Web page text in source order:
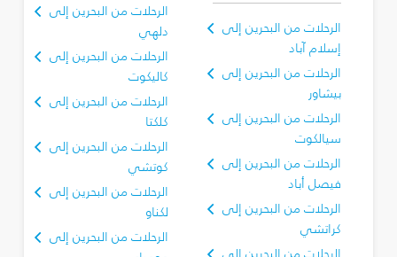
الرحلات من البحرين إلى
دلهي
الرحلات من البحرين إلى
كاليكوت
الرحلات من البحرين إلى
كلكتا
الرحلات من البحرين إلى
كوتشي
الرحلات من البحرين إلى
لكناو
الرحلات من البحرين إلى
الرحلات من البحرين إلى
إسلام آباد
الرحلات من البحرين إلى
بيشاور
الرحلات من البحرين إلى
سيالكوت
الرحلات من البحرين إلى
فيصل أباد
الرحلات من البحرين إلى
كراتشي